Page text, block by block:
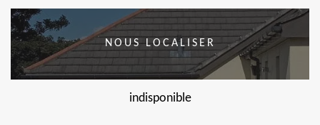
NOUS LOCALISER
indisponible